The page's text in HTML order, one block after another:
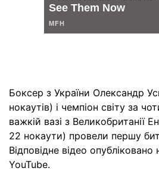
Боксер з України Олександр
нокаутів) і чемпіон світу за
важкій вазі з Великобританії
22 нокаути) провели першу
Відповідне відео опубліковано
YouTube.